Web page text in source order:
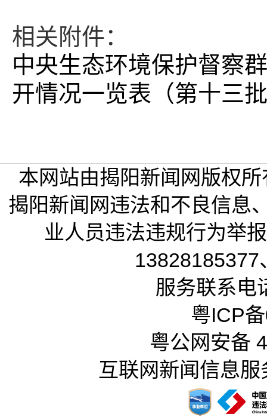
相关附件：
中央生态环境保护督察
开情况一览表（第十三
本网站由揭阳新闻网版权
揭阳新闻网违法和不良信息
业人员违法违规行为举
13828185377
服务联系电
粤ICP
粤公网安备
互联网新闻信息